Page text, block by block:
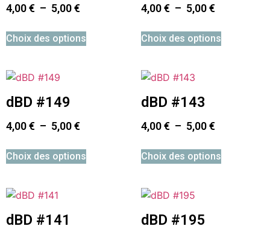
4,00€ – 5,00€
Choix des options
4,00€ – 5,00€
Choix des options
dBD #149
4,00€ – 5,00€
Choix des options
dBD #143
4,00€ – 5,00€
Choix des options
dBD #141 dBD #195